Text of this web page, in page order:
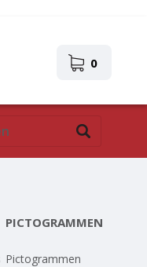
0
PICTOGRAMMEN
Pictogrammen